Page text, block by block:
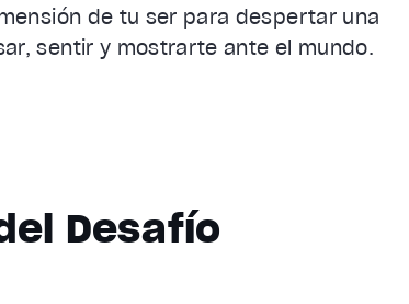
de tu ser para despertar una
sentir y mostrarte ante el mundo.
Desafío